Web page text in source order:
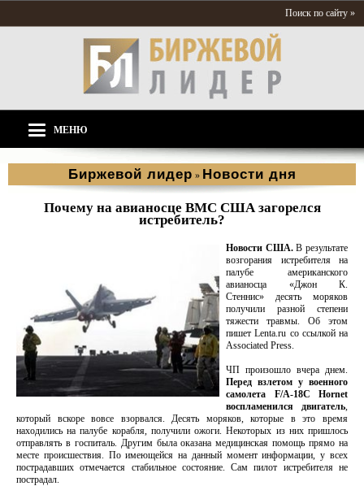
Поиск по сайту »
МЕНЮ
Биржевой лидер » Новости дня
Почему на авианосце ВМС США загорелся
истребитель?
Новости США.В результате
возгорания истребителя на
палубе американского
авианосца «Джон К.
Стеннис» десять моряков
получили разной степени
тяжести травмы. Об этом
пишет Lenta.ru со ссылкой на
Associated Press.
ЧП произошло вчера днем.
Перед взлетом у военного
самолета F/A-18C Hornet
воспламенился двигатель,
который вскоре вовсе взорвался. Десять моряков, которые в это время
находились на палубе корабля, получили ожоги. Некоторых из них пришлось
отправлять в госпиталь. Другим была оказана медицинская помощь прямо на
месте происшествия. По имеющейся на данный момент информации, у всех
пострадавших отмечается стабильное состояние. Сам пилот истребителя не
пострадал.